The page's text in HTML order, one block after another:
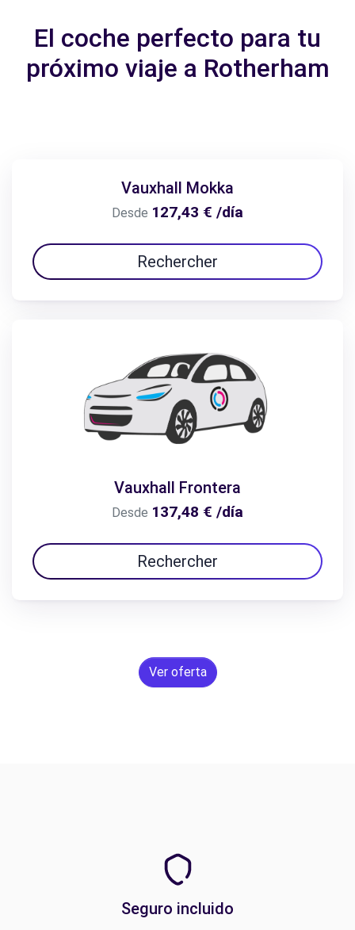
El coche perfecto para tu
próximo viaje a Rotherham
Vauxhall Mokka
Desde 127,43 € /día
Rechercher
Vauxhall Frontera
Desde 137,48 € /día
Rechercher
Ver oferta
Seguro incluido